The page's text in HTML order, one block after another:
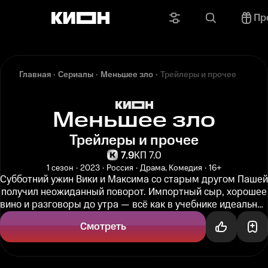
Главная Сериалы Меньшее зло Трейлеры и прочее
Меньшее зло
Трейлеры и прочее
7.9КП 7.0
1 сезон 2023 Россия Драма, Комедия 16+
Субботний ужин Вики и Максима со старым другом Пашей
получил неожиданный поворот. Импортный сыр, хорошее
вино и разговоры до утра — всё как в учебнике идеальной
Смотреть